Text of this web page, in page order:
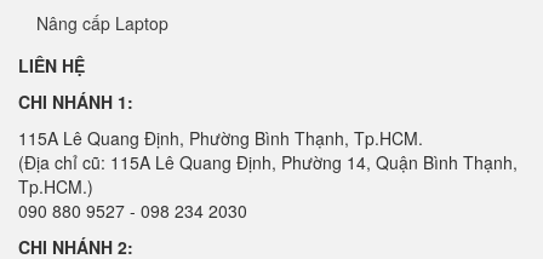
Nâng cấp Laptop
LIÊN HỆ
CHI NHÁNH 1:
115A Lê Quang Định, Phường Bình Thạnh, Tp.HCM.
(Địa chỉ cũ: 115A Lê Quang Định, Phường 14, Quận Bình Thạnh,
Tp.HCM.)
090 880 9527 - 098 234 2030
CHI NHÁNH 2: